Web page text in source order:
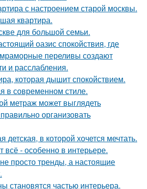
с настроением старой москвы.
квартира.
для большой семьи.
оазис спокойствия, где
переливы создают
и расслабления.
которая дышит спокойствием.
в современном стиле.
метраж может выглядеть
организовать
детская, в которой хочется мечтать.
- особенно в интерьере.
просто тренды, а настоящие
становятся частью интерьера.